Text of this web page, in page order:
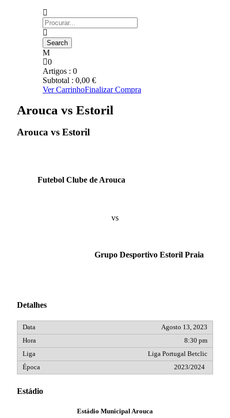
0
Artigos : 0
Subtotal : 0,00 €
Ver CarrinhoFinalizar Compra
Arouca vs Estoril
Arouca vs Estoril
Futebol Clube de Arouca
vs
Grupo Desportivo Estoril Praia
Detalhes
Agosto 13, 2023
8:30 pm
Liga Portugal Betclic
2023/2024
Estádio
Estádio Municipal Arouca